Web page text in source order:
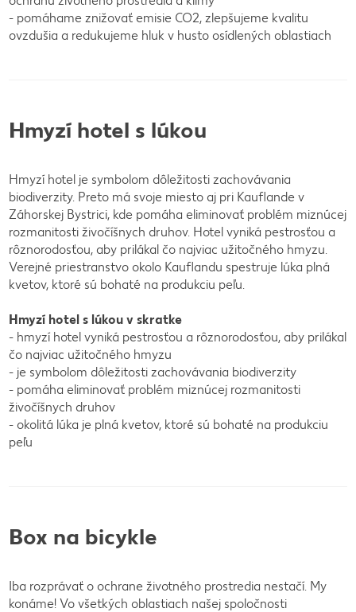
- pomáhame znižovať emisie CO2, zlepšujeme kvalitu
ovzdušia a redukujeme hluk v husto osídlených oblastiach
Hmyzí hotel s lúkou
Hmyzí hotel je symbolom dôležitosti zachovávania
biodiverzity. Preto má svoje miesto aj pri Kauflande v
Záhorskej Bystrici, kde pomáha eliminovať problém miznúcej
rozmanitosti živočíšnych druhov. Hotel vyniká pestrosťou a
rôznorodosťou, aby prilákal čo najviac užitočného hmyzu.
Verejné priestranstvo okolo Kauflandu spestruje lúka plná
kvetov, ktoré sú bohaté na produkciu peľu.
Hmyzí hotel s lúkou v skratke
- hmyzí hotel vyniká pestrosťou a rôznorodosťou, aby prilákal
čo najviac užitočného hmyzu
- je symbolom dôležitosti zachovávania biodiverzity
- pomáha eliminovať problém miznúcej rozmanitosti
živočíšnych druhov
- okolitá lúka je plná kvetov, ktoré sú bohaté na produkciu
peľu
Box na bicykle
Iba rozprávať o ochrane životného prostredia nestačí. My
konáme! Vo všetkých oblastiach našej spoločnosti